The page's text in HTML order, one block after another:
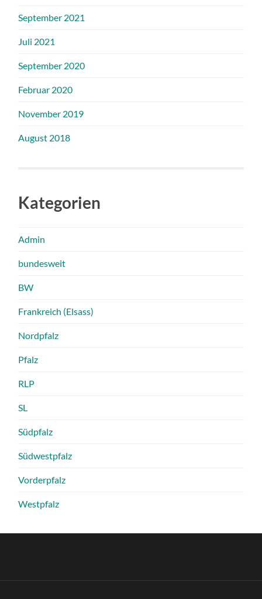
September 2021
Juli 2021
September 2020
Februar 2020
November 2019
August 2018
Kategorien
Admin
bundesweit
BW
Frankreich (Elsass)
Nordpfalz
Pfalz
RLP
SL
Südpfalz
Südwestpfalz
Vorderpfalz
Westpfalz